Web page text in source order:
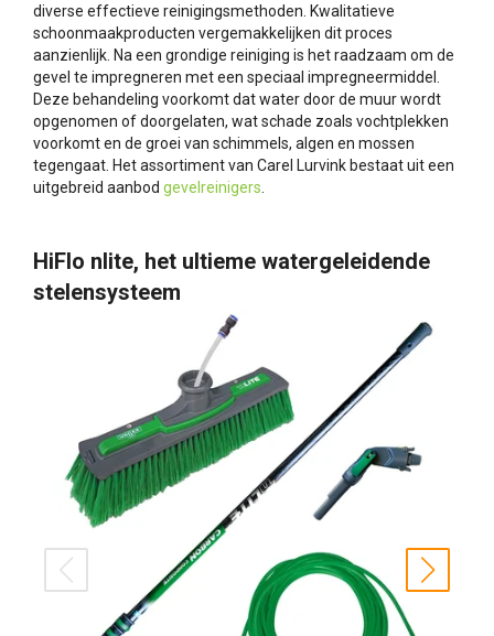
diverse effectieve reinigingsmethoden. Kwalitatieve
schoonmaakproducten vergemakkelijken dit proces
aanzienlijk. Na een grondige reiniging is het raadzaam om de
gevel te impregneren met een speciaal impregneermiddel.
Deze behandeling voorkomt dat water door de muur wordt
opgenomen of doorgelaten, wat schade zoals vochtplekken
voorkomt en de groei van schimmels, algen en mossen
tegengaat. Het assortiment van Carel Lurvink bestaat uit een
uitgebreid aanbod gevelreinigers
HiFlo nlite, het ultieme watergeleidende
stelensysteem
prev next